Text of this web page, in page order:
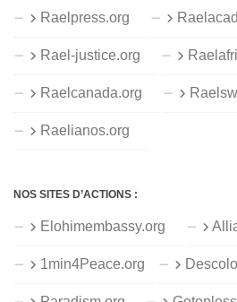
Raelpress.org
Rael-justice.org
Raelcanada.org
Raelianos.org
NOS SITES D’ACTIONS :
Elohimembassy.org
1min4Peace.org